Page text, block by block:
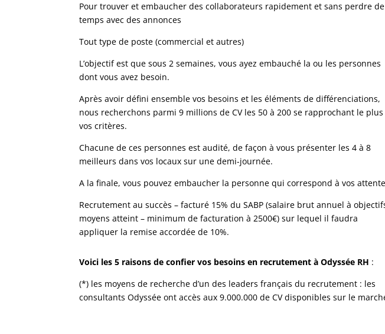
Pour trouver et embaucher des collaborateurs rapidement et sans perdre de
temps avec des annonces
Tout type de poste (commercial et autres)
L’objectif est que sous 2 semaines, vous ayez embauché la ou les personnes
dont vous avez besoin.
Après avoir défini ensemble vos besoins et les éléments de différenciations,
nous recherchons parmi 9 millions de CV les 50 à 200 se rapprochant le
vos critères.
Chacune de ces personnes est audité, de façon à vous présenter les 4 à 8
meilleurs dans vos locaux sur une demi-journée.
A la finale, vous pouvez embaucher la personne qui correspond à vos
Recrutement au succès – facturé 15% du SABP (salaire brut annuel à
moyens atteint – minimum de facturation à 2500€) sur lequel il faudra
appliquer la remise accordée de 10%.
Voici les 5 raisons de confier vos besoins en recrutement à Odyssée RH :
(*) les moyens de recherche d’un des leaders français du recrutement : les
consultants Odyssée ont accès aux 9.000.000 de CV disponibles sur le